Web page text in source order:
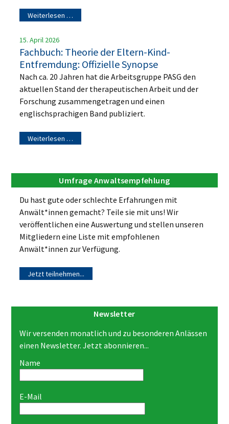
Weiterlesen …
15. April 2026
Fachbuch: Theorie der Eltern-Kind-
Entfremdung: Offizielle Synopse
Nach ca. 20 Jahren hat die Arbeitsgruppe PASG den
aktuellen Stand der therapeutischen Arbeit und der
Forschung zusammengetragen und einen
englischsprachigen Band publiziert.
Weiterlesen …
Umfrage Anwaltsempfehlung
Du hast gute oder schlechte Erfahrungen mit
Anwält*innen gemacht? Teile sie mit uns! Wir
veröffentlichen eine Auswertung und stellen unseren
Mitgliedern eine Liste mit empfohlenen
Anwält*innen zur Verfügung.
Jetzt teilnehmen...
Newsletter
Wir versenden monatlich und zu besonderen Anlässen
einen Newsletter. Jetzt abonnieren...
Name
E-Mail